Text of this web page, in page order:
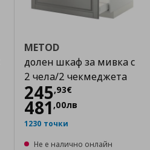
METOD
долен шкаф за мивка с
2 чела/2 чекмеджета
245,93€
Цена
481 ,00лв
1230 точки
Не е налично онлайн